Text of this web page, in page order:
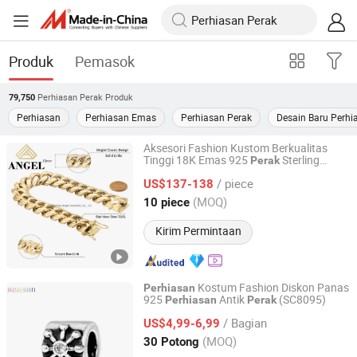
Produk Pemasok
79,750 Perhiasan Perak Produk
Perhiasan Perhiasan Emas Perhiasan Perak Desain Baru
Aksesori Fashion Kustom Berkualitas
Tinggi 18K Emas 925 PerakSterling
Kuba KalungPerhiasan
US$137-138 / piece
10 piece (MOQ)
Kirim Permintaan
Guangzhou Angel jewellery co.,ltd
Guangdong, China Harga mulai 2020
Perhiasan Kostum Fashion Diskon Panas
925 Perhiasan Antik Perak(SC8095)
US$4,99-6,99 / Bagian
30 Potong (MOQ)
Hongkong Season Jewelry Co., Limited
Guangdong, China Harga mulai 2017